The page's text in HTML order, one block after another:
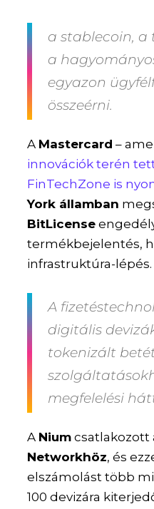
a stablecoin, a
a
egyazon
összeérni.
A Mastercard –
innovációk terén
FinTechZone is
York államban
BitLicense
termékbejelentés,
infrastruktúra-lépés.
A
digitális
tokenizált
megfelelési
A Nium csatlakozott
Networkhöz, és
elszámolást több
100 devizára